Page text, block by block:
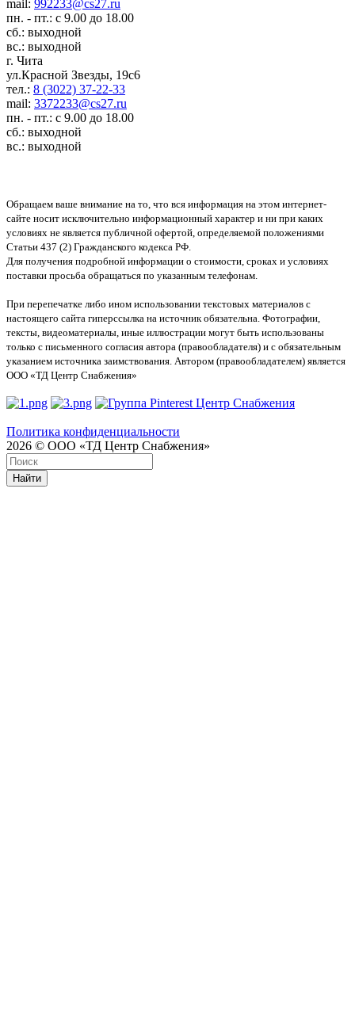
mail: 992233@cs27.ru
пн. - пт.: с 9.00 до 18.00
сб.: выходной
вс.: выходной
г. Чита
ул.Красной Звезды, 19с6
тел.: 8 (3022) 37-22-33
mail: 3372233@cs27.ru
пн. - пт.: с 9.00 до 18.00
сб.: выходной
вс.: выходной
Обращаем ваше внимание на то, что вся информация на этом интернет-
сайте носит исключительно информационный характер и ни при каких
условиях не является публичной офертой, определяемой положениями
Статьи 437 (2) Гражданского кодекса РФ.
Для получения подробной информации о стоимости, сроках и условиях
поставки просьба обращаться по указанным телефонам.
При перепечатке либо ином использовании текстовых материалов с
настоящего сайта гиперссылка на источник обязательна. Фотографии,
тексты, видеоматериалы, иные иллюстрации могут быть использованы
только с письменного согласия автора (правообладателя) и с обязательным
указанием источника заимствования. Автором (правообладателем) является
ООО «ТД Центр Снабжения»
Политика конфиденциальности
2026 © ООО «ТД Центр Снабжения»
Найти